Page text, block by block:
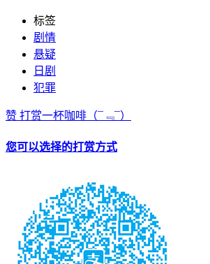
标签
剧情
悬疑
日剧
犯罪
赞 打赏一杯咖啡 （¯﹃¯）
您可以选择的打赏方式